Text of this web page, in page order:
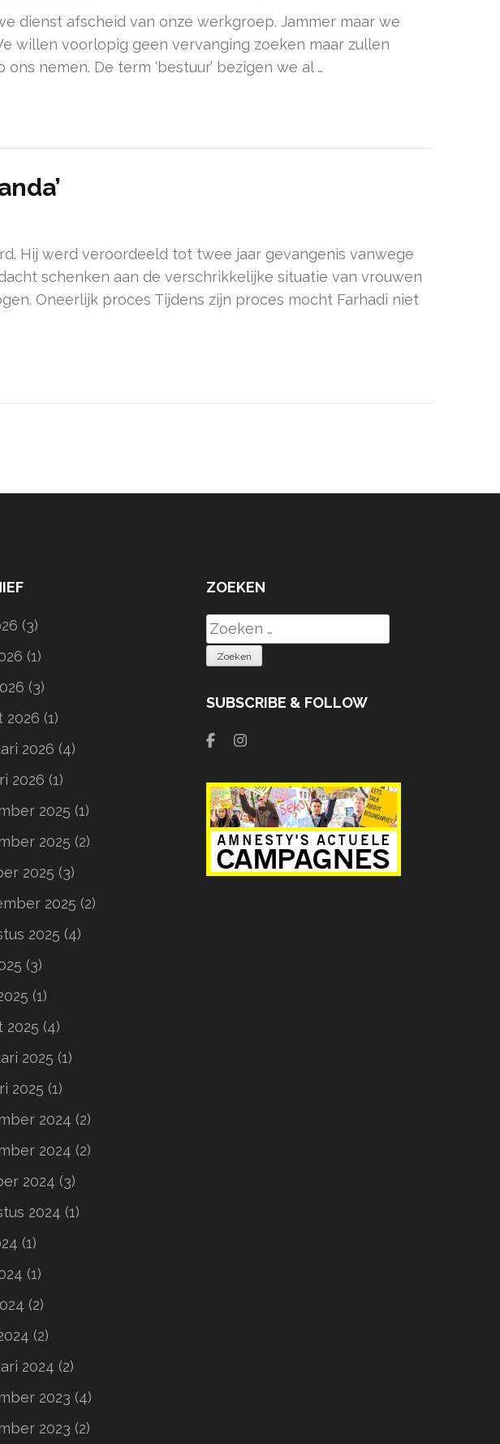
dienst afscheid van onze werkgroep. Jammer maar we
willen voorlopig geen vervanging zoeken maar zullen
nemen. De term ‘bestuur’ bezigen we al …
Hij werd veroordeeld tot twee jaar gevangenis vanwege
schenken aan de verschrikkelijke situatie van vrouwen
Oneerlijk proces Tijdens zijn proces mocht Farhadi niet
(3)
(1)
(3)
2026 (1)
2026 (4)
2026 (1)
2025 (1)
2025 (2)
2025 (3)
2025 (2)
2025 (4)
(3)
(1)
2025 (4)
2025 (1)
2025 (1)
2024 (2)
2024 (2)
2024 (3)
2024 (1)
(1)
(1)
(2)
(2)
2024 (2)
2023 (4)
2023 (2)
ZOEKEN
Zoeken
naar:
SUBSCRIBE & FOLLOW